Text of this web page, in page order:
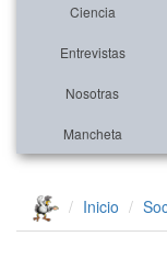
Ciencia
Entrevistas
Nosotras
Mancheta
Inicio